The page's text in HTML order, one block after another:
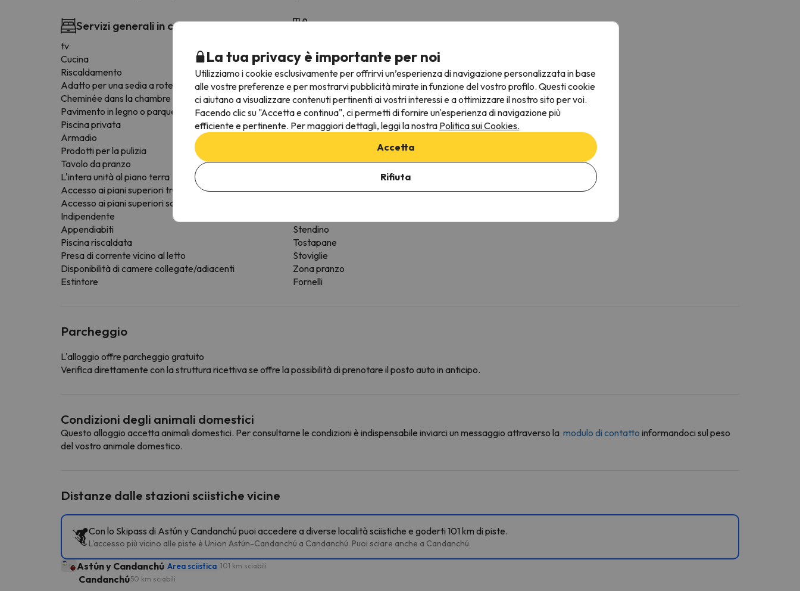
Servizi generali in camera
tv
Cucina
Riscaldamento
Adatto per una sedia a rotelle
Cheminée dans la chambre
Pavimento in legno o parquet
Piscina privata
Armadio
Prodotti per la pulizia
Tavolo da pranzo
L'intera unità al piano terra
Accesso ai piani superiori tramite ascensore
Accesso ai piani superiori solo tramite scale
Indipendente
Appendiabiti
Piscina riscaldata
Presa di corrente vicino al letto
Disponibilità di camere collegate/adiacenti
Estintore
Bagno
Doccia
Douche ou baignoire
Bagno privato
Bidet
Carta igienica
Gli asciugamani sono disponibili
Forno
Stendino
Tostapane
Stoviglie
Zona pranzo
Fornelli
Parcheggio
L'alloggio offre parcheggio gratuito
Verifica direttamente con la struttura ricettiva se offre la possibilità di prenotare il posto auto in anticipo.
Condizioni degli animali domestici
Questo alloggio accetta animali domestici. Per consultarne le condizioni è indispensabile inviarci un messaggio attraverso la modulo di contatto informandoci sul peso
del vostro animale domestico.
Distanze dalle stazioni sciistiche vicine
Con lo Skipass di Astún y Candanchú puoi accedere a diverse località sciistiche e goderti 101 km di piste.
L'accesso più vicino alle piste è Union Astún-Candanchú a Candanchú. Puoi sciare anche a Candanchú.
Astún y Candanchú Area sciistica 101 km sciabili
Candanchú50 km sciabili
La tua privacy è importante per noi
Utilizziamo i cookie esclusivamente per offrirvi un’esperienza di navigazione personalizzata in base
alle vostre preferenze e per mostrarvi pubblicità mirate in funzione del vostro profilo. Questi cookie
ci aiutano a visualizzare contenuti pertinenti ai vostri interessi e a ottimizzare il nostro sito per voi.
Facendo clic su "Accetta e continua", ci permetti di fornire un'esperienza di navigazione più
efficiente e pertinente. Per maggiori dettagli, leggi la nostra Politica sui Cookies.
Accetta
Rifiuta